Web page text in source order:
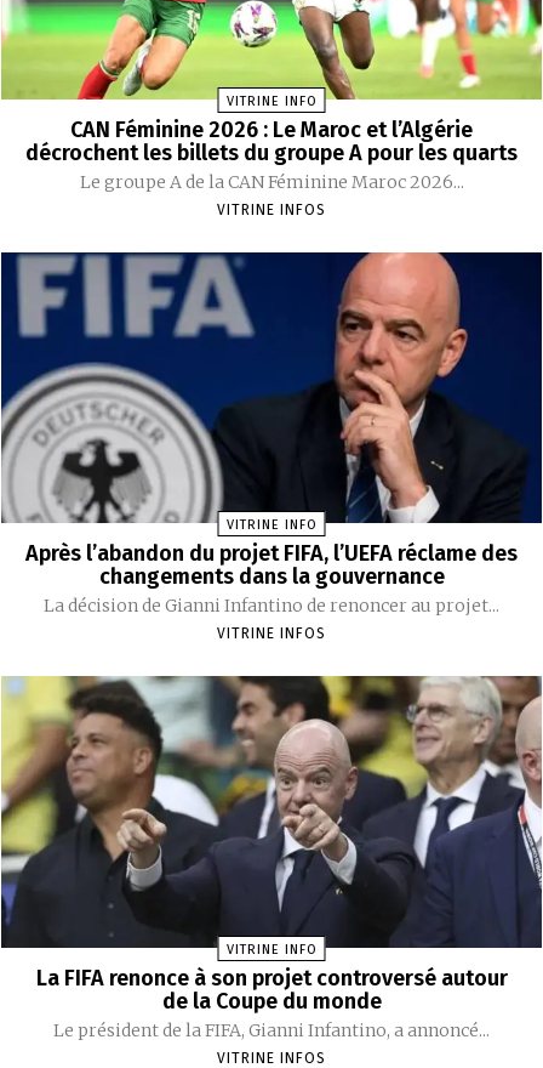
VITRINE INFO
CAN Féminine 2026 : Le Maroc et l’Algérie
décrochent les billets du groupe A pour les quarts
Le groupe A de la CAN Féminine Maroc 2026...
VITRINE INFOS
VITRINE INFO
Après l’abandon du projet FIFA, l’UEFA réclame des
changements dans la gouvernance
La décision de Gianni Infantino de renoncer au projet...
VITRINE INFOS
VITRINE INFO
La FIFA renonce à son projet controversé autour
de la Coupe du monde
Le président de la FIFA, Gianni Infantino, a annoncé...
VITRINE INFOS